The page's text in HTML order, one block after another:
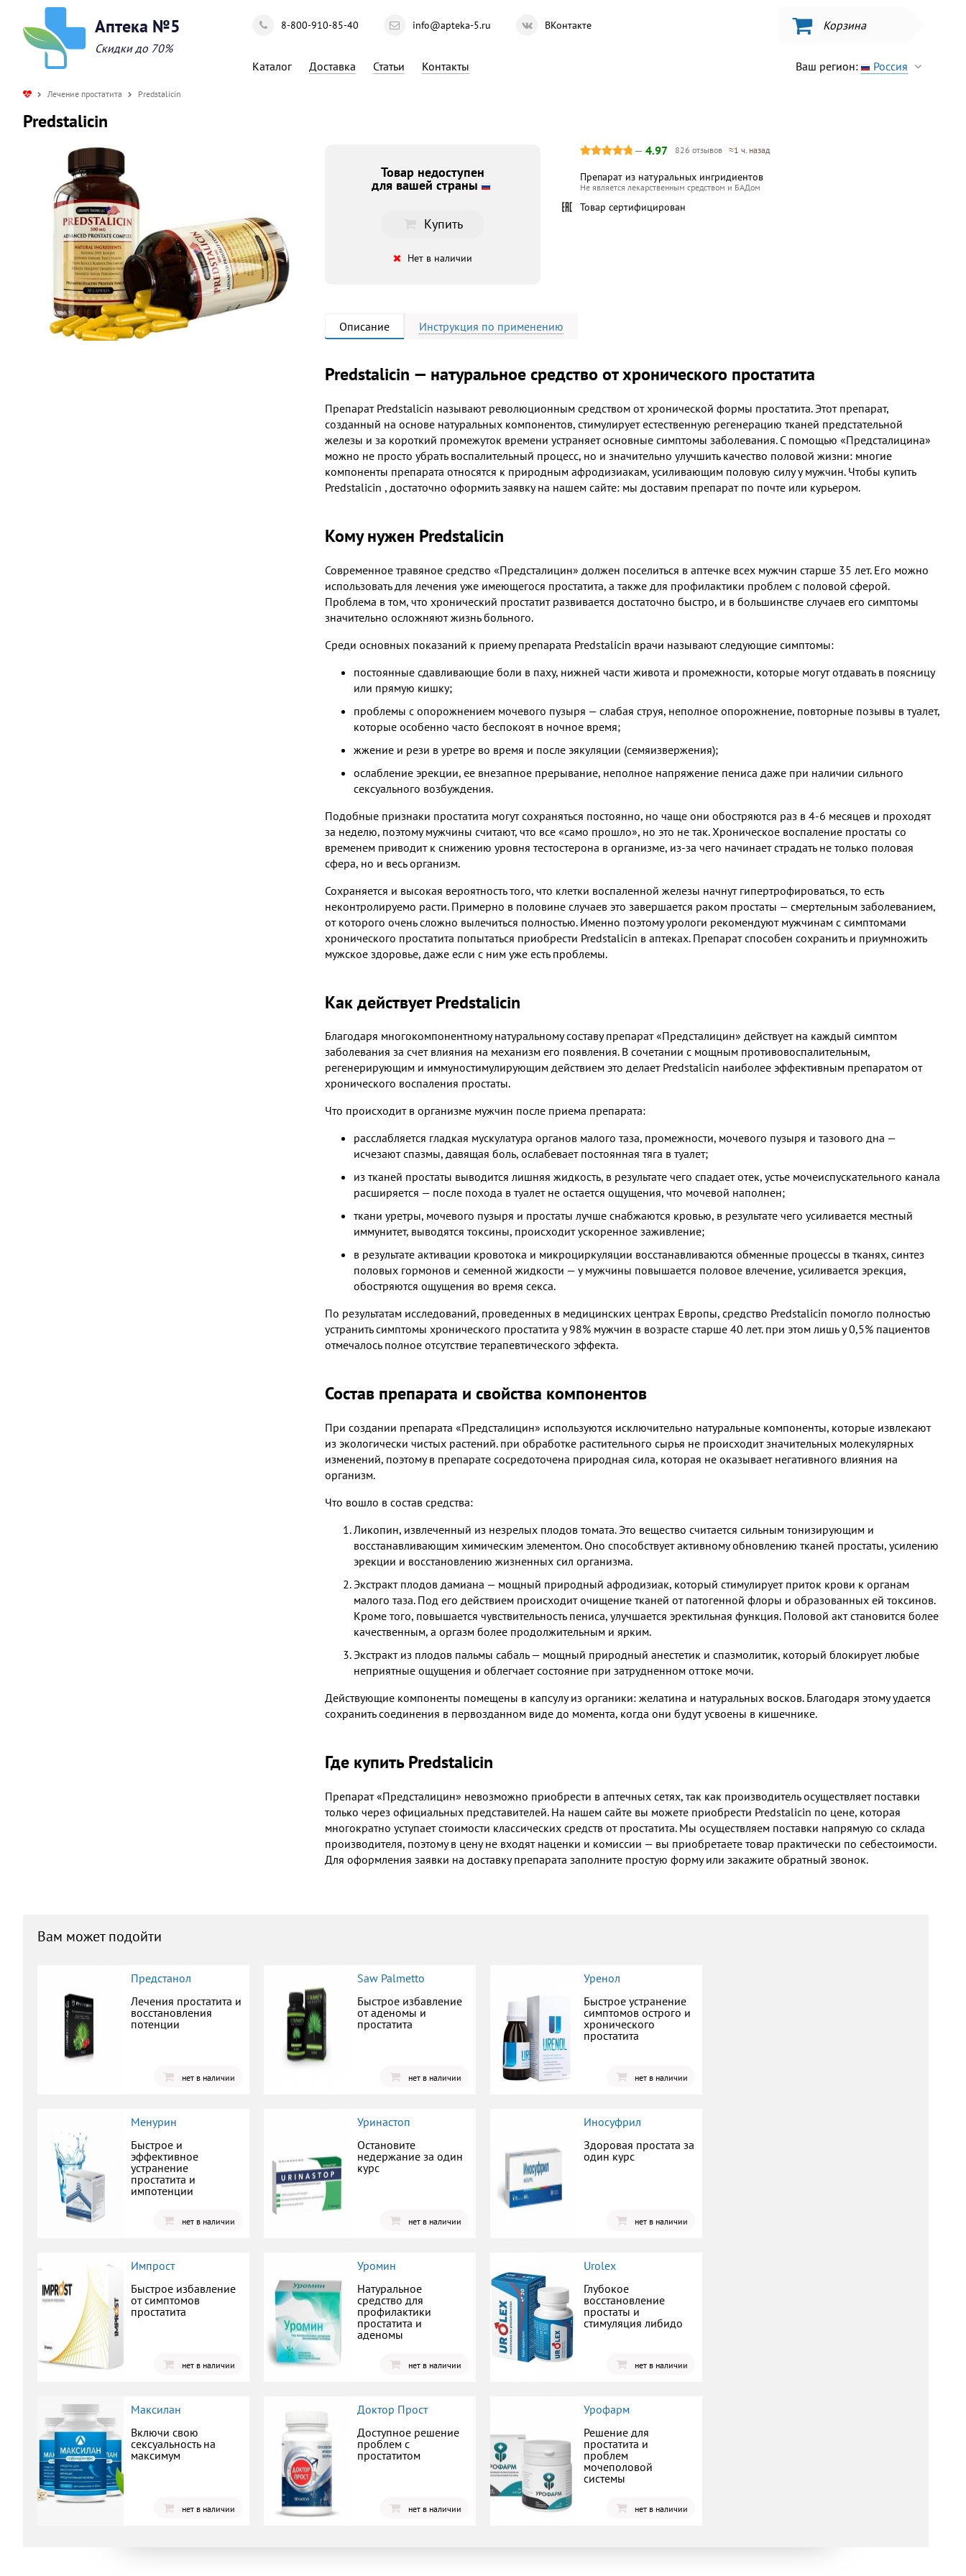
Аптека №5
Скидки до 70%
8-800-910-85-40 info@apteka-5.ru ВКонтакте Корзина
Каталог Доставка Статьи Контакты Ваш регион: Россия
Лечение простатита Predstalicin
Predstalicin
Товар недоступен
для вашей страны
Купить
Нет в наличии
— 4.97 826 отзывов ≈1 ч. назад
Препарат из натуральных ингридиентов
Не является лекарственным средством и БАДом
Товар сертифицирован
Описание Инструкция по применению
Predstalicin — натуральное средство от хронического простатита
Препарат Predstalicin называют революционным средством от хронической формы простатита. Этот препарат,
созданный на основе натуральных компонентов, стимулирует естественную регенерацию тканей предстательной
железы и за короткий промежуток времени устраняет основные симптомы заболевания. С помощью «Предсталицина»
можно не просто убрать воспалительный процесс, но и значительно улучшить качество половой жизни: многие
компоненты препарата относятся к природным афродизиакам, усиливающим половую силу у мужчин. Чтобы купить
Predstalicin , достаточно оформить заявку на нашем сайте: мы доставим препарат по почте или курьером.
Кому нужен Predstalicin
Современное травяное средство «Предсталицин» должен поселиться в аптечке всех мужчин старше 35 лет. Его можно
использовать для лечения уже имеющегося простатита, а также для профилактики проблем с половой сферой.
Проблема в том, что хронический простатит развивается достаточно быстро, и в большинстве случаев его симптомы
значительно осложняют жизнь больного.
Среди основных показаний к приему препарата Predstalicin врачи называют следующие симптомы:
постоянные сдавливающие боли в паху, нижней части живота и промежности, которые могут отдавать в поясницу
или прямую кишку;
проблемы с опорожнением мочевого пузыря — слабая струя, неполное опорожнение, повторные позывы в туалет,
которые особенно часто беспокоят в ночное время;
жжение и рези в уретре во время и после эякуляции (семяизвержения);
ослабление эрекции, ее внезапное прерывание, неполное напряжение пениса даже при наличии сильного
сексуального возбуждения.
Подобные признаки простатита могут сохраняться постоянно, но чаще они обостряются раз в 4-6 месяцев и проходят
за неделю, поэтому мужчины считают, что все «само прошло», но это не так. Хроническое воспаление простаты со
временем приводит к снижению уровня тестостерона в организме, из-за чего начинает страдать не только половая
сфера, но и весь организм.
Сохраняется и высокая вероятность того, что клетки воспаленной железы начнут гипертрофироваться, то есть
неконтролируемо расти. Примерно в половине случаев это завершается раком простаты — смертельным заболеванием,
от которого очень сложно вылечиться полностью. Именно поэтому урологи рекомендуют мужчинам с симптомами
хронического простатита попытаться приобрести Predstalicin в аптеках. Препарат способен сохранить и приумножить
мужское здоровье, даже если с ним уже есть проблемы.
Как действует Predstalicin
Благодаря многокомпонентному натуральному составу препарат «Предсталицин» действует на каждый симптом
заболевания за счет влияния на механизм его появления. В сочетании с мощным противовоспалительным,
регенерирующим и иммуностимулирующим действием это делает Predstalicin наиболее эффективным препаратом от
хронического воспаления простаты.
Что происходит в организме мужчин после приема препарата:
расслабляется гладкая мускулатура органов малого таза, промежности, мочевого пузыря и тазового дна —
исчезают спазмы, давящая боль, ослабевает постоянная тяга в туалет;
из тканей простаты выводится лишняя жидкость, в результате чего спадает отек, устье мочеиспускательного канала
расширяется — после похода в туалет не остается ощущения, что мочевой наполнен;
ткани уретры, мочевого пузыря и простаты лучше снабжаются кровью, в результате чего усиливается местный
иммунитет, выводятся токсины, происходит ускоренное заживление;
в результате активации кровотока и микроциркуляции восстанавливаются обменные процессы в тканях, синтез
половых гормонов и семенной жидкости — у мужчины повышается половое влечение, усиливается эрекция,
обостряются ощущения во время секса.
По результатам исследований, проведенных в медицинских центрах Европы, средство Predstalicin помогло полностью
устранить симптомы хронического простатита у 98% мужчин в возрасте старше 40 лет. при этом лишь у 0,5% пациентов
отмечалось полное отсутствие терапевтического эффекта.
Состав препарата и свойства компонентов
При создании препарата «Предсталицин» используются исключительно натуральные компоненты, которые извлекают
из экологически чистых растений. при обработке растительного сырья не происходит значительных молекулярных
изменений, поэтому в препарате сосредоточена природная сила, которая не оказывает негативного влияния на
организм.
Что вошло в состав средства:
Ликопин, извлеченный из незрелых плодов томата. Это вещество считается сильным тонизирующим и
восстанавливающим химическим элементом. Оно способствует активному обновлению тканей простаты, усилению
эрекции и восстановлению жизненных сил организма.
Экстракт плодов дамиана — мощный природный афродизиак, который стимулирует приток крови к органам
малого таза. Под его действием происходит очищение тканей от патогенной флоры и образованных ей токсинов.
Кроме того, повышается чувствительность пениса, улучшается эректильная функция. Половой акт становится более
качественным, а оргазм более продолжительным и ярким.
Экстракт из плодов пальмы сабаль — мощный природный анестетик и спазмолитик, который блокирует любые
неприятные ощущения и облегчает состояние при затрудненном оттоке мочи.
Действующие компоненты помещены в капсулу из органики: желатина и натуральных восков. Благодаря этому удается
сохранить соединения в первозданном виде до момента, когда они будут усвоены в кишечнике.
Где купить Predstalicin
Препарат «Предсталицин» невозможно приобрести в аптечных сетях, так как производитель осуществляет поставки
только через официальных представителей. На нашем сайте вы можете приобрести Predstalicin по цене, которая
многократно уступает стоимости классических средств от простатита. Мы осуществляем поставки напрямую со склада
производителя, поэтому в цену не входят наценки и комиссии — вы приобретаете товар практически по себестоимости.
Для оформления заявки на доставку препарата заполните простую форму или закажите обратный звонок.
Вам может подойти
Предстанол
Лечения простатита и
восстановления
потенции
нет в наличии
Saw Palmetto
Быстрое избавление
от аденомы и
простатита
нет в наличии
Уренол
Быстрое устранение
симптомов острого и
хронического
простатита
нет в наличии
Менурин
Быстрое и
эффективное
устранение
простатита и
импотенции
нет в наличии
Уринастоп
Остановите
недержание за один
курс
нет в наличии
Иносуфрил
Здоровая простата за
один курс
нет в наличии
Импрост
Быстрое избавление
от симптомов
простатита
нет в наличии
Уромин
Натуральное
средство для
профилактики
простатита и
аденомы
нет в наличии
Urolex
Глубокое
восстановление
простаты и
стимуляция либидо
нет в наличии
Максилан
Включи свою
сексуальность на
максимум
нет в наличии
Доктор Прост
Доступное решение
проблем с
простатитом
нет в наличии
Урофарм
Решение для
простатита и
проблем
мочеполовой
системы
нет в наличии